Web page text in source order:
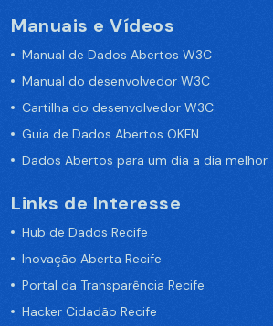
Manuais e Vídeos
Manual de Dados Abertos W3C
Manual do desenvolvedor W3C
Cartilha do desenvolvedor W3C
Guia de Dados Abertos OKFN
Dados Abertos para um dia a dia melhor
Links de Interesse
Hub de Dados Recife
Inovação Aberta Recife
Portal da Transparência Recife
Hacker Cidadão Recife